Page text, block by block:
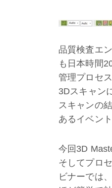
品質検査エ
も日本時間
管理プロセ
3Dスキャン
スキャンの
あるイベン
今回3D
そしてプロ
ビナーでは、